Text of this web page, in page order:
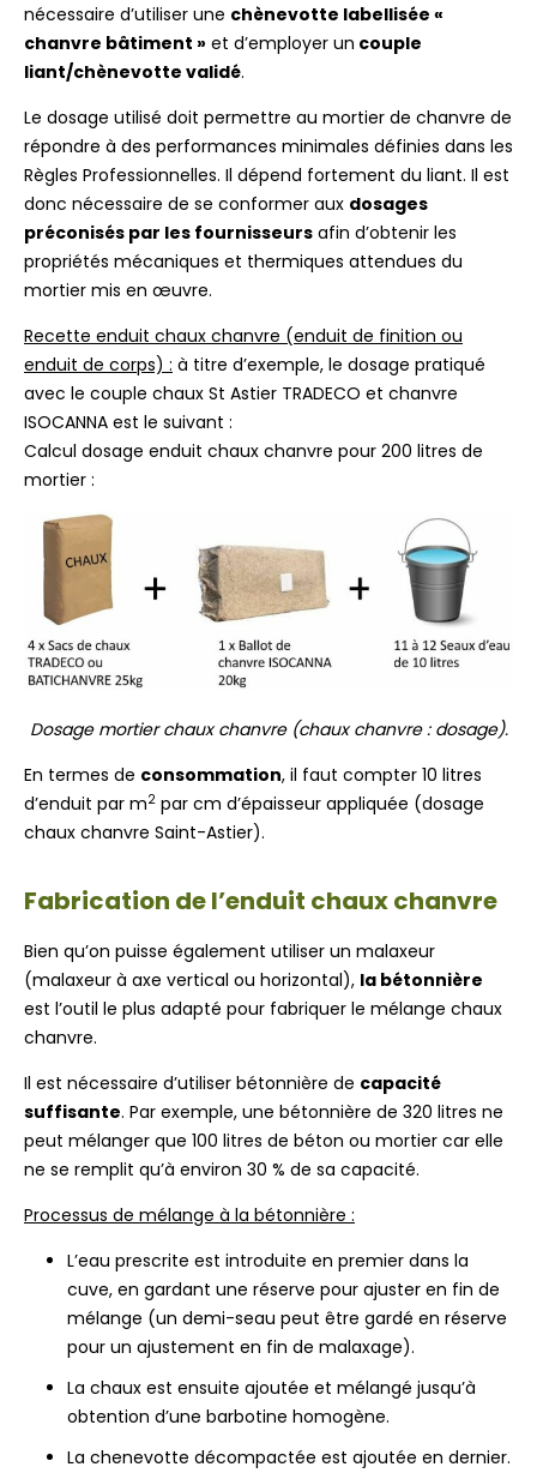
nécessaire d’utiliser une chènevotte labellisée «
chanvre bâtiment » et d’employer un couple
liant/chènevotte validé.
Le dosage utilisé doit permettre au mortier de chanvre de
répondre à des performances minimales définies dans les
Règles Professionnelles. Il dépend fortement du liant. Il est
donc nécessaire de se conformer aux dosages
préconisés par les fournisseurs afin d’obtenir les
propriétés mécaniques et thermiques attendues du
mortier mis en œuvre.
Recette enduit chaux chanvre (enduit de finition ou
enduit de corps) : à titre d’exemple, le dosage pratiqué
avec le couple chaux St Astier TRADECO et chanvre
ISOCANNA est le suivant :
Calcul dosage enduit chaux chanvre pour 200 litres de
mortier :
Dosage mortier chaux chanvre (chaux chanvre : dosage).
En termes de consommation, il faut compter 10 litres
d’enduit par m2 par cm d’épaisseur appliquée (dosage
chaux chanvre Saint-Astier).
Fabrication de l’enduit chaux chanvre
Bien qu’on puisse également utiliser un malaxeur
(malaxeur à axe vertical ou horizontal), la bétonnière
est l’outil le plus adapté pour fabriquer le mélange chaux
chanvre.
Il est nécessaire d’utiliser bétonnière de capacité
suffisante. Par exemple, une bétonnière de 320 litres ne
peut mélanger que 100 litres de béton ou mortier car elle
ne se remplit qu’à environ 30 % de sa capacité.
Processus de mélange à la bétonnière :
L’eau prescrite est introduite en premier dans la
cuve, en gardant une réserve pour ajuster en fin de
mélange (un demi-seau peut être gardé en réserve
pour un ajustement en fin de malaxage).
La chaux est ensuite ajoutée et mélangé jusqu’à
obtention d’une barbotine homogène.
La chenevotte décompactée est ajoutée en dernier.